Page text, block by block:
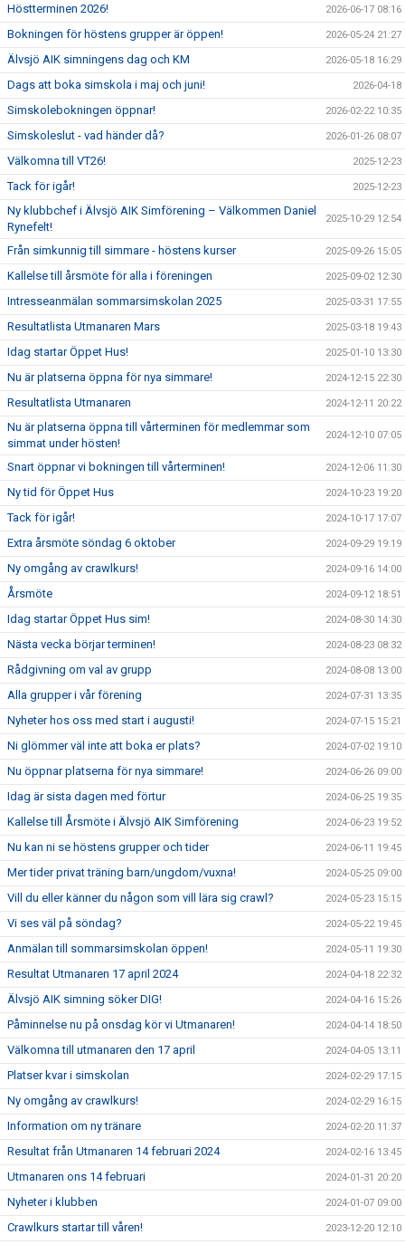
Höstterminen 2026! 2026-06-17 08:16
Bokningen för höstens grupper är öppen! 2026-05-24 21:27
Älvsjö AIK simningens dag och KM 2026-05-18 16:29
Dags att boka simskola i maj och juni! 2026-04-18
Simskolebokningen öppnar! 2026-02-22 10:35
Simskoleslut - vad händer då? 2026-01-26 08:07
Välkomna till VT26! 2025-12-23
Tack för igår! 2025-12-23
Ny klubbchef i Älvsjö AIK Simförening – Välkommen Daniel
Rynefelt!
2025-10-29 12:54
Från simkunnig till simmare - höstens kurser 2025-09-26 15:05
Kallelse till årsmöte för alla i föreningen 2025-09-02 12:30
Intresseanmälan sommarsimskolan 2025 2025-03-31 17:55
Resultatlista Utmanaren Mars 2025-03-18 19:43
Idag startar Öppet Hus! 2025-01-10 13:30
Nu är platserna öppna för nya simmare! 2024-12-15 22:30
Resultatlista Utmanaren 2024-12-11 20:22
Nu är platserna öppna till vårterminen för medlemmar som
simmat under hösten!
2024-12-10 07:05
Snart öppnar vi bokningen till vårterminen! 2024-12-06 11:30
Ny tid för Öppet Hus 2024-10-23 19:20
Tack för igår! 2024-10-17 17:07
Extra årsmöte söndag 6 oktober 2024-09-29 19:19
Ny omgång av crawlkurs! 2024-09-16 14:00
Årsmöte 2024-09-12 18:51
Idag startar Öppet Hus sim! 2024-08-30 14:30
Nästa vecka börjar terminen! 2024-08-23 08:32
Rådgivning om val av grupp 2024-08-08 13:00
Alla grupper i vår förening 2024-07-31 13:35
Nyheter hos oss med start i augusti! 2024-07-15 15:21
Ni glömmer väl inte att boka er plats? 2024-07-02 19:10
Nu öppnar platserna för nya simmare! 2024-06-26 09:00
Idag är sista dagen med förtur 2024-06-25 19:35
Kallelse till Årsmöte i Älvsjö AIK Simförening 2024-06-23 19:52
Nu kan ni se höstens grupper och tider 2024-06-11 19:45
Mer tider privat träning barn/ungdom/vuxna! 2024-05-25 09:00
Vill du eller känner du någon som vill lära sig crawl? 2024-05-23 15:15
Vi ses väl på söndag? 2024-05-22 19:45
Anmälan till sommarsimskolan öppen! 2024-05-11 19:30
Resultat Utmanaren 17 april 2024 2024-04-18 22:32
Älvsjö AIK simning söker DIG! 2024-04-16 15:26
Påminnelse nu på onsdag kör vi Utmanaren! 2024-04-14 18:50
Välkomna till utmanaren den 17 april 2024-04-05 13:11
Platser kvar i simskolan 2024-02-29 17:15
Ny omgång av crawlkurs! 2024-02-29 16:15
Information om ny tränare 2024-02-20 11:37
Resultat från Utmanaren 14 februari 2024 2024-02-16 13:45
Utmanaren ons 14 februari 2024-01-31 20:20
Nyheter i klubben 2024-01-07 09:00
Crawlkurs startar till våren! 2023-12-20 12:10